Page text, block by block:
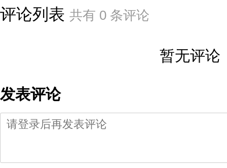
评论列表 共有 0 条评论
暂无评论
发表评论